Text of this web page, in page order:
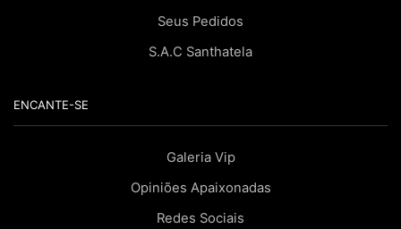
Seus Pedidos
S.A.C Santhatela
ENCANTE-SE
Galeria Vip
Opiniões Apaixonadas
Redes Sociais